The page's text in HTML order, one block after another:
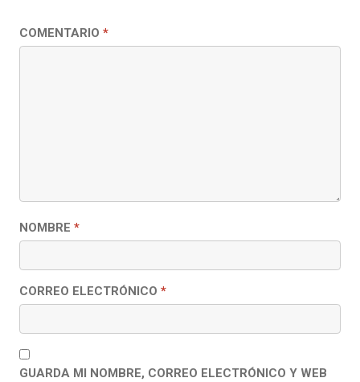
COMENTARIO *
NOMBRE *
CORREO ELECTRÓNICO *
GUARDA MI NOMBRE, CORREO ELECTRÓNICO Y WEB